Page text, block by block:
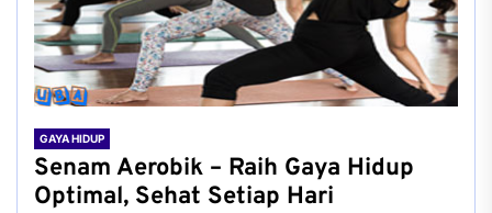
GAYA HIDUP
Senam Aerobik – Raih Gaya Hidup
Optimal, Sehat Setiap Hari